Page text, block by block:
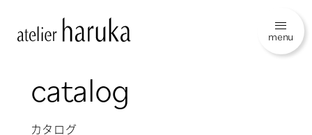
menu
catalog
カタログ